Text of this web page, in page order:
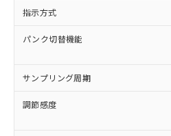
指示方式
パンク切替機能
サンプリング周期
調節感度